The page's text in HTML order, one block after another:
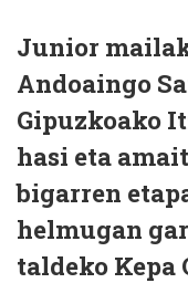
Junior
Andoaingo
Gipuzkoako
hasi eta
bigarren
helmugan
taldeko Kepa